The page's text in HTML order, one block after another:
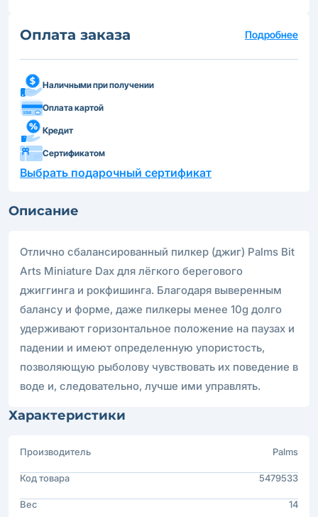
Оплата заказа Подробнее
Наличными при получении
Оплата картой
Кредит
Сертификатом
Выбрать подарочный сертификат
Описание
Отлично сбалансированный пилкер (джиг) Palms Bit
Arts Miniature Dax для лёгкого берегового
джиггинга и рокфишинга. Благодаря выверенным
балансу и форме, даже пилкеры менее 10g долго
удерживают горизонтальное положение на паузах и
падении и имеют определенную упористость,
позволяющую рыболову чувствовать их поведение в
воде и, следовательно, лучше ими управлять.
Характеристики
Производитель Palms
Код товара 5479533
Вес 14